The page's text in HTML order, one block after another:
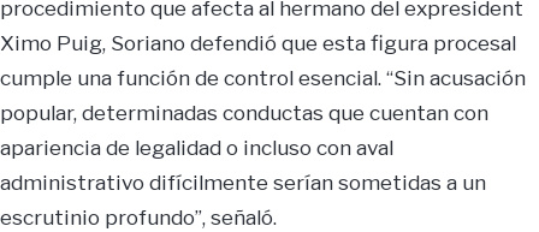
procedimiento que afecta al hermano del expresident
Ximo Puig, Soriano defendió que esta figura procesal
cumple una función de control esencial. “Sin acusación
popular, determinadas conductas que cuentan con
apariencia de legalidad o incluso con aval
administrativo difícilmente serían sometidas a un
escrutinio profundo”, señaló.